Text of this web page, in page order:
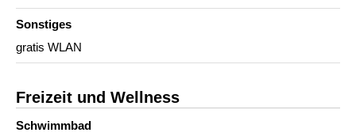
Sonstiges
gratis WLAN
Freizeit und Wellness
Schwimmbad